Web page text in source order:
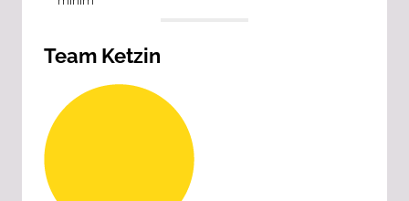
Team Ketzin